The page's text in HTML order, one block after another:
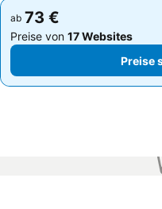
ab 73 €
Preise von 17 Websites
ab 73 €
Preise von 17 Websites
Preise